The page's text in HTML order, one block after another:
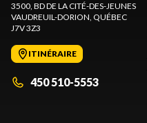
3500, BD DE LA CITÉ-DES-JEUNES
VAUDREUIL-DORION, QUÉBEC
J7V 3Z3
ITINÉRAIRE
450 510-5553